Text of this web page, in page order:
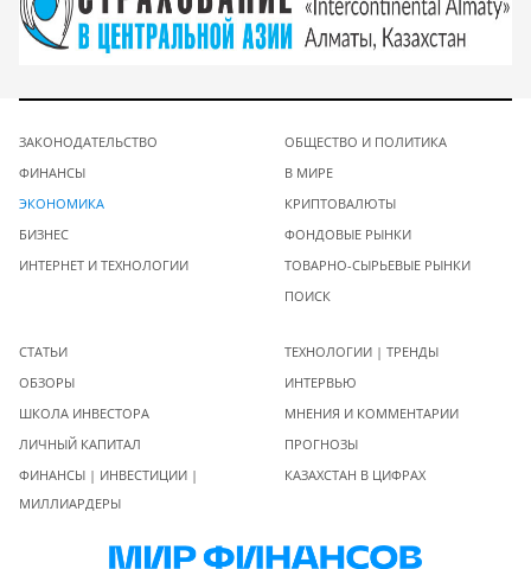
ЗАКОНОДАТЕЛЬСТВО
ФИНАНСЫ
ЭКОНОМИКА
БИЗНЕС
ИНТЕРНЕТ И ТЕХНОЛОГИИ
ОБЩЕСТВО И ПОЛИТИКА
В МИРЕ
КРИПТОВАЛЮТЫ
ФОНДОВЫЕ РЫНКИ
ТОВАРНО-СЫРЬЕВЫЕ РЫНКИ
ПОИСК
СТАТЬИ
ОБЗОРЫ
ШКОЛА ИНВЕСТОРА
ЛИЧНЫЙ КАПИТАЛ
ФИНАНСЫ | ИНВЕСТИЦИИ |
МИЛЛИАРДЕРЫ
ТЕХНОЛОГИИ | ТРЕНДЫ
ИНТЕРВЬЮ
МНЕНИЯ И КОММЕНТАРИИ
ПРОГНОЗЫ
КАЗАХСТАН В ЦИФРАХ